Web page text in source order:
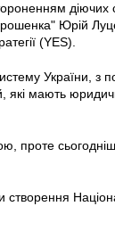
діючих
Юрій
(YES).
України, з
які мають
проте
створення